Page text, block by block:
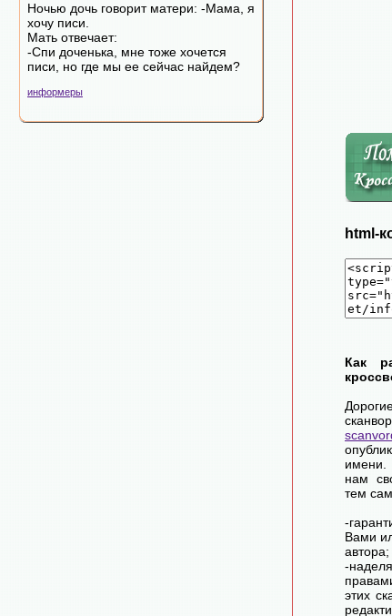
Ночью дочь говорит матери: -Мама, я
хочу писи.
Мать отвечает:
-Спи доченька, мне тоже хочется
писи, но где мы ее сейчас найдем?
информеры
html-
Как
нам
тем
-
Вами
автора;
-
этих